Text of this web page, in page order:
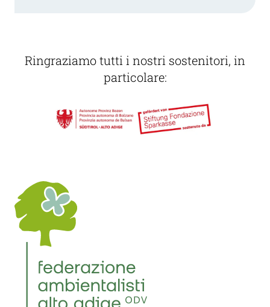
Ringraziamo tutti i nostri sostenitori, in
particolare: